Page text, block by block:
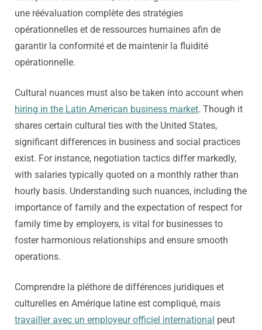
une réévaluation complète des stratégies
opérationnelles et de ressources humaines afin de
garantir la conformité et de maintenir la fluidité
opérationnelle.
Cultural nuances must also be taken into account when
hiring in the Latin American business market. Though it
shares certain cultural ties with the United States,
significant differences in business and social practices
exist. For instance, negotiation tactics differ markedly,
with salaries typically quoted on a monthly rather than
hourly basis. Understanding such nuances, including the
importance of family and the expectation of respect for
family time by employers, is vital for businesses to
foster harmonious relationships and ensure smooth
operations.
Comprendre la pléthore de différences juridiques et
culturelles en Amérique latine est compliqué, mais
travailler avec un employeur officiel international peut